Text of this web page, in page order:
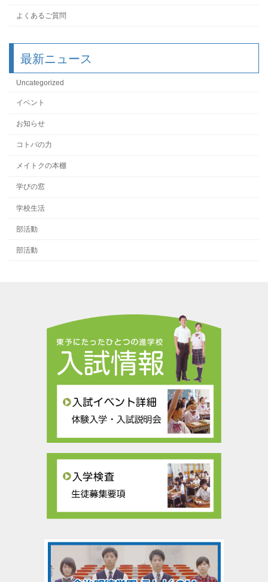
よくあるご質問
最新ニュース
Uncategorized
イベント
お知らせ
コトバの力
メイトクの本棚
学びの窓
学校生活
部活動
部活動